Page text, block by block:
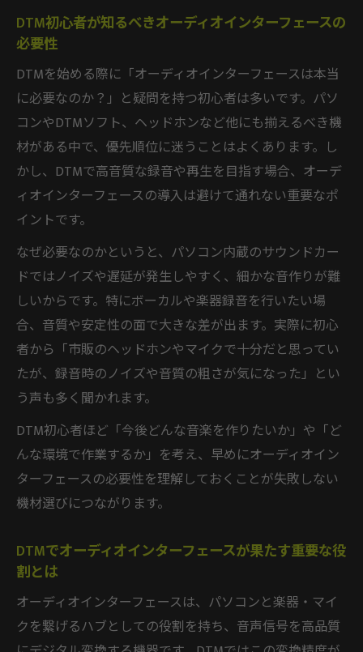
DTMで音質向上を実感するためのオーディ
オーディオインターフェースがDTMに必要とさ
れる理由を解説
DTMにオーディオインターフェースが必要
な理由を徹底解説
DTMを快適に始めるためのオーディオイン
ターフェースの必要性
DTMで録音や音質重視ならオーディオイン
ターフェースが必須な理由
DTM オーディオインターフェースはなぜ導
入すべきなのか
DTM初心者が知っておくべきオーディオイ
ンターフェースの必要性
音質重視なら知っておきたいDTM導入の基礎知
識
DTMで音質重視ならオーディオインターフ
ェースは必須か
DTMオーディオインターフェースで実現で
音質重視派におすすめのDTMオーディオイ
DTMで音のクオリティを上げるオーディオ
インターフェースの選択
DTM初心者が知るべきオーディオインターフェースの
必要性
DTMを始める際に「オーディオインターフェースは本当
に必要なのか？」と疑問を持つ初心者は多いです。パソ
コンやDTMソフト、ヘッドホンなど他にも揃えるべき機
材がある中で、優先順位に迷うことはよくあります。し
かし、DTMで高音質な録音や再生を目指す場合、オーデ
ィオインターフェースの導入は避けて通れない重要なポ
イントです。
なぜ必要なのかというと、パソコン内蔵のサウンドカー
ドではノイズや遅延が発生しやすく、細かな音作りが難
しいからです。特にボーカルや楽器録音を行いたい場
合、音質や安定性の面で大きな差が出ます。実際に初心
者から「市販のヘッドホンやマイクで十分だと思ってい
たが、録音時のノイズや音質の粗さが気になった」とい
う声も多く聞かれます。
DTM初心者ほど「今後どんな音楽を作りたいか」や「ど
んな環境で作業するか」を考え、早めにオーディオイン
ターフェースの必要性を理解しておくことが失敗しない
機材選びにつながります。
DTMでオーディオインターフェースが果たす重要な役
割とは
オーディオインターフェースは、パソコンと楽器・マイ
クを繋げるハブとしての役割を持ち、音声信号を高品質